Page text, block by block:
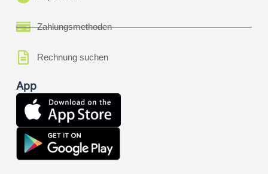
Zahlungsmethoden
Rechnung suchen
App